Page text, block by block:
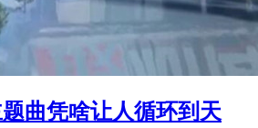
曲凭啥让人循环到天